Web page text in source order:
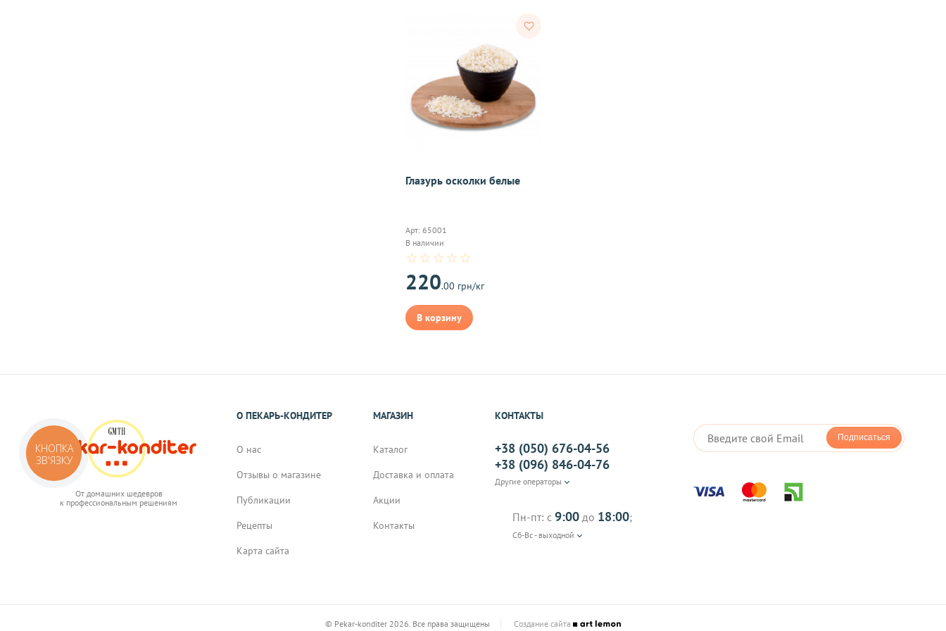
Компания осуществляет возврат и обмен этого товара в соответствии с требованиями законодательства. Возврат возможен в течение 14 дней после получения (для товаров
надлежащего и ненадлежащего качества). Обратная доставка товаров осуществляется по договоренности. Возврат/Обмен производится в случаях если товар не соответствует
заявленному в описании качеству. Деньги возвращаются тем же способом, которым была совершена оплата товара.
может отказать потребителю в обмене и возврате товаров надлежащего качества, если они относятся к категориям, указанным в действующем
Глазурь осколки белые
Арт: 65001
В наличии
220.00 грн/кг
В корзину
От домашних шедевров
к профессиональным решениям
О ПЕКАРЬ-КОНДИТЕР
О нас
Отзывы о магазине
Публикации
Рецепты
Карта сайта
МАГАЗИН
Каталог
Доставка и оплата
Акции
Контакты
КОНТАКТЫ
+38 (050) 676-04-56
+38 (096) 846-04-76
Другие операторы
Пн-пт: с 9:00до 18:00;
Сб-Вс - выходной
Подписаться
© Pekar-konditer 2026. Все права защищены Создание сайта
КНОПКА
ЗВ'ЯЗКУ